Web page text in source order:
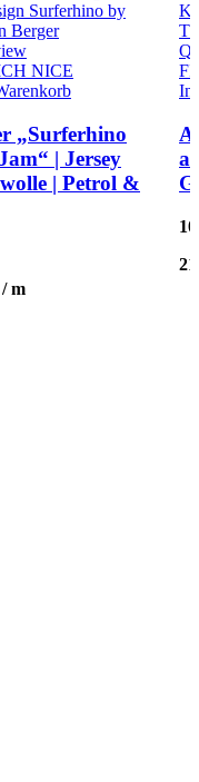
NICE
„Surferhino
| Jersey
| Petrol &
/m
In